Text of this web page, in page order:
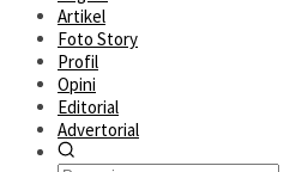
Artikel
Foto Story
Profil
Opini
Editorial
Advertorial